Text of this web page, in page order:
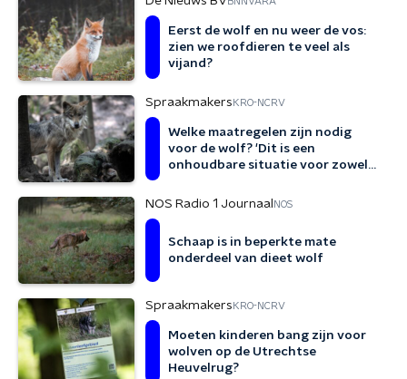
Eerst de wolf en nu weer de vos:
zien we roofdieren te veel als
vijand?
Spraakmakers KRO-NCRV
Welke maatregelen zijn nodig
voor de wolf? 'Dit is een
onhoudbare situatie voor zowel
NOS Radio 1 Journaal NOS
Schaap is in beperkte mate
onderdeel van dieet wolf
Spraakmakers KRO-NCRV
Moeten kinderen bang zijn voor
wolven op de Utrechtse
Heuvelrug?